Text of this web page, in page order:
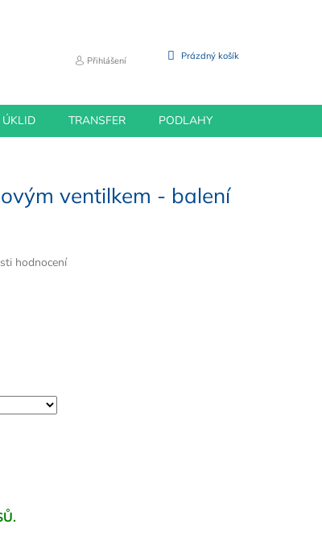
Přihlášení
NÁKUPNÍ
Prázdný košík
ÚKLID TRANSFER PODLAHY
ventilkem - balení
hodnocení